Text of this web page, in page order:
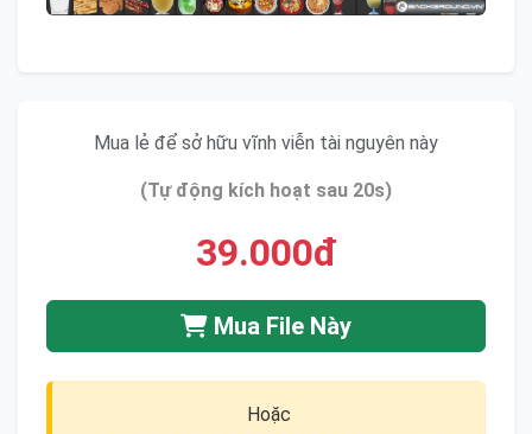
Mua lẻ để sở hữu vĩnh viễn tài nguyên này
(Tự động kích hoạt sau 20s)
39.000đ
Mua File Này
Hoặc